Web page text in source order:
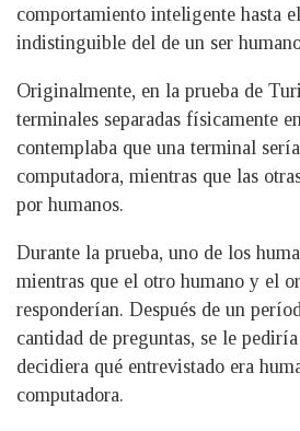
comportamiento inteligente hasta
indistinguible del de un ser
Originalmente, en la prueba de
terminales separadas físicamente
contemplaba que una terminal
computadora, mientras que las
por humanos.
Durante la prueba, uno de los
mientras que el otro humano y el
responderían. Después de un
cantidad de preguntas, se le
decidiera qué entrevistado era
computadora.